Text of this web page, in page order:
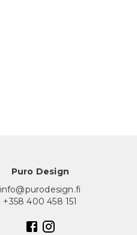
Puro Design
info@purodesign.fi
+358 400 458 151